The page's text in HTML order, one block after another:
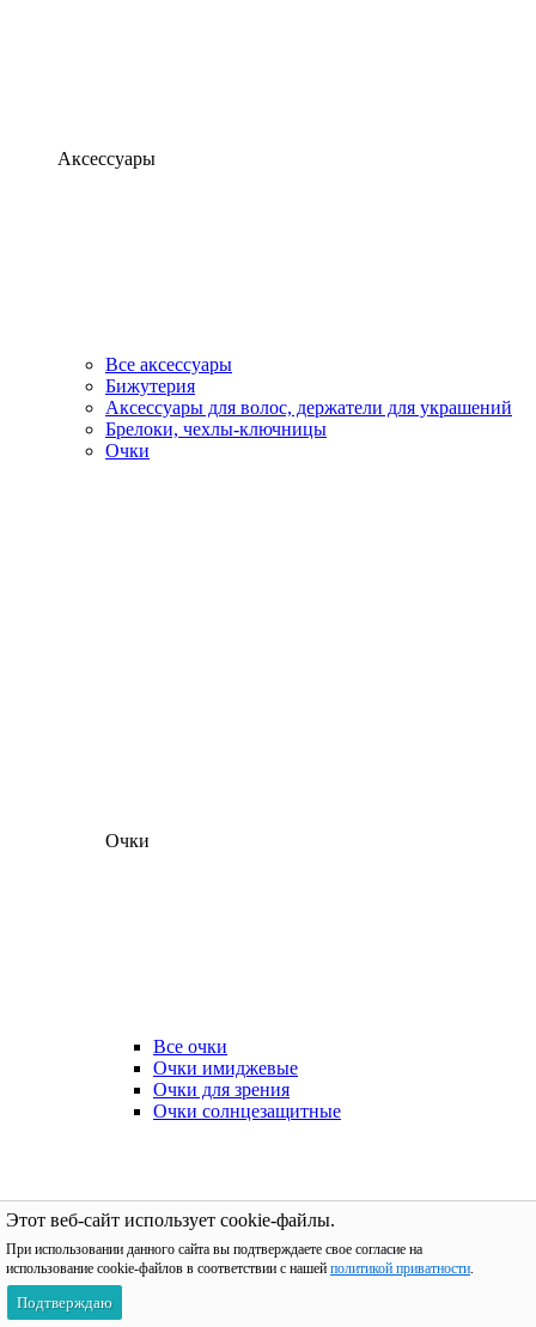
Аксессуары
Все аксессуары
Бижутерия
Аксессуары для волос, держатели для украшений
Брелоки, чехлы-ключницы
Очки
Очки
Все очки
Очки имиджевые
Очки для зрения
Очки солнцезащитные
Этот веб-сайт использует cookie-файлы.
При использовании данного сайта вы подтверждаете свое согласие на
использование cookie-файлов в соответствии с нашей политикой приватности.
Подтверждаю